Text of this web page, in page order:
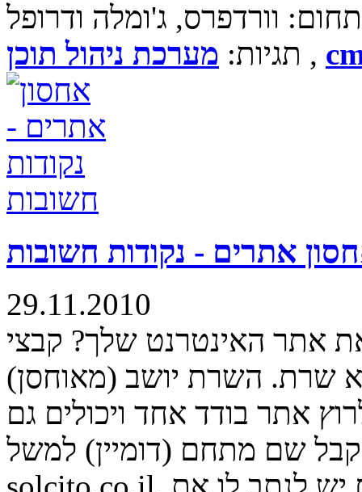
תגיות: מערכת ניהול תוכן ,
אתרים - נקודות חשובות
29.11.2010
אתר האינטרנט שלך? קבצי
שרת. השרת יושב (מאוחסן)
אתר בודד אחד ויכולים גם
שם מתחם (דומיין) למשל